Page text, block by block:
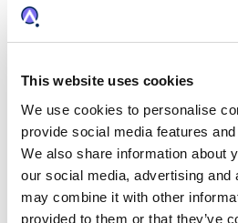
This website uses cookies
We use cookies to personalise
provide social media features
We also share information about
our social media, advertising and
may combine it with other
provided to them or that they’ve
Streamlinen Sie
Die AQX Innovation
Weiterleitung, Einstufung,
von Ideen- und
Beschleunigen Sie die Zeit bis
ohne die Qualität des
beeinträchtigen.